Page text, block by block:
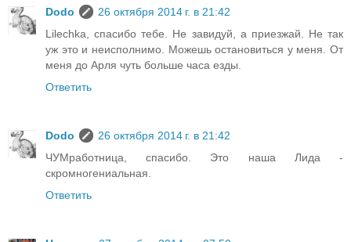
Dodo
26 октября 2014 г. в 21:42
Lilechka, спасибо тебе. Не завидуй, а приезжай. Не так
уж это и неисполнимо. Можешь остановиться у меня. От
меня до Арля чуть больше часа езды.
Ответить
Dodo
26 октября 2014 г. в 21:42
ЧУМработница, спасибо. Это наша Лида -
скромногениальная.
Ответить